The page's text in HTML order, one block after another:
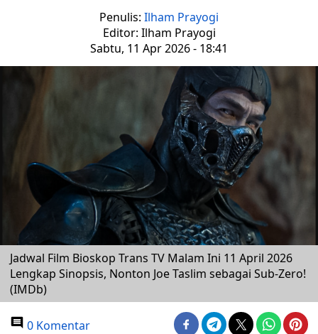
Penulis: Ilham Prayogi
Editor: Ilham Prayogi
Sabtu, 11 Apr 2026 - 18:41
Jadwal Film Bioskop Trans TV Malam Ini 11 April 2026
Lengkap Sinopsis, Nonton Joe Taslim sebagai Sub-Zero!
(IMDb)
0 Komentar